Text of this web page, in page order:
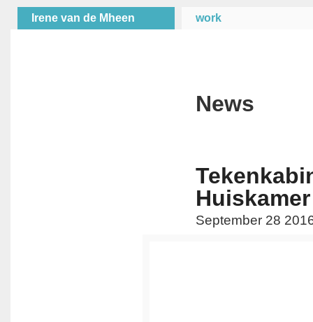
Irene van de Mheen work
News
Huiskamer
September 28